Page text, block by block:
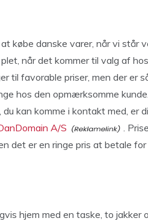
købe danske varer, når vi står
når det kommer til valg af
til favorable priser, men der er
hos den opmærksomme
kan komme i kontakt med, er
A/S
.
det er en ringe pris at betale for
hjem med en taske, to jakker